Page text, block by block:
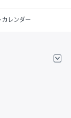
カレンダー